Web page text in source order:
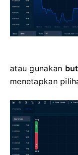
atau gunakan
menetapkan